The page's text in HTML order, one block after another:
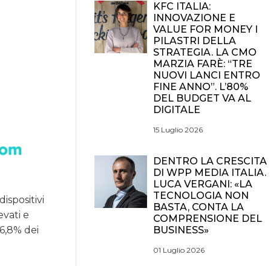
e
dei
KFC ITALIA:
INNOVAZIONE E
VALUE FOR MONEY I
PILASTRI DELLA
STRATEGIA. LA CMO
MARZIA FARÈ: “TRE
NUOVI LANCI ENTRO
FINE ANNO”. L’80%
DEL BUDGET VA AL
DIGITALE
15 Luglio 2026
DENTRO LA CRESCITA
DI WPP MEDIA ITALIA.
LUCA VERGANI: «LA
TECNOLOGIA NON
BASTA, CONTA LA
COMPRENSIONE DEL
BUSINESS»
01 Luglio 2026